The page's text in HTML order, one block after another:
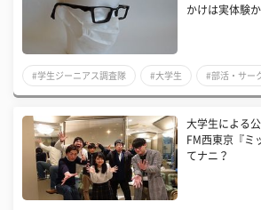
かけは実体験か
#学生ジーニアス調査隊 #大学生 #部活・サー
大学生による
FM西東京『ミ
てナニ？